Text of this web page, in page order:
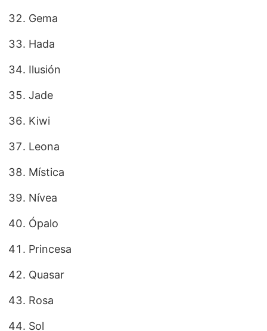
Gema
Hada
Ilusión
Jade
Kiwi
Leona
Mística
Nívea
Ópalo
Princesa
Quasar
Rosa
Sol